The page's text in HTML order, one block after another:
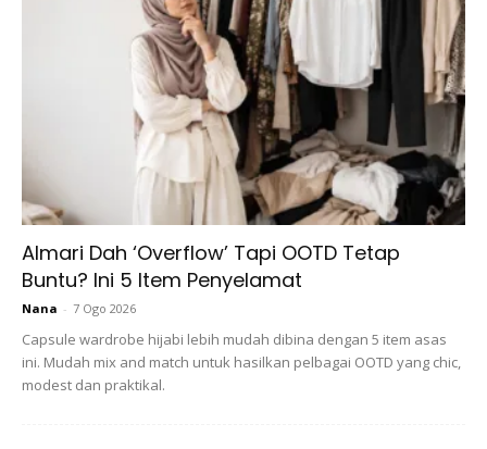
Baju yang polos (plain) dan hanya mengandungi satu warna
sahaja, sesuai digayakan dengan tudung yang bercorak
ATAU tudung yang polos. Padanan baju polos dan tudung
bercorak menjadikan tumpuan kepada si pemakai berada
di kawasan muka. Maka pakailah juga solekan ringkas.
Usah biarkan muka kelihatan pucat dan lesu sedangkan
tudung yang dipakai sudah ‘meriah’.
Almari Dah ‘Overflow’ Tapi OOTD Tetap
Buntu? Ini 5 Item Penyelamat
Nana - 7 Ogo 2026
Capsule wardrobe hijabi lebih mudah dibina dengan 5 item asas
ini. Mudah mix and match untuk hasilkan pelbagai OOTD yang chic,
modest dan praktikal.